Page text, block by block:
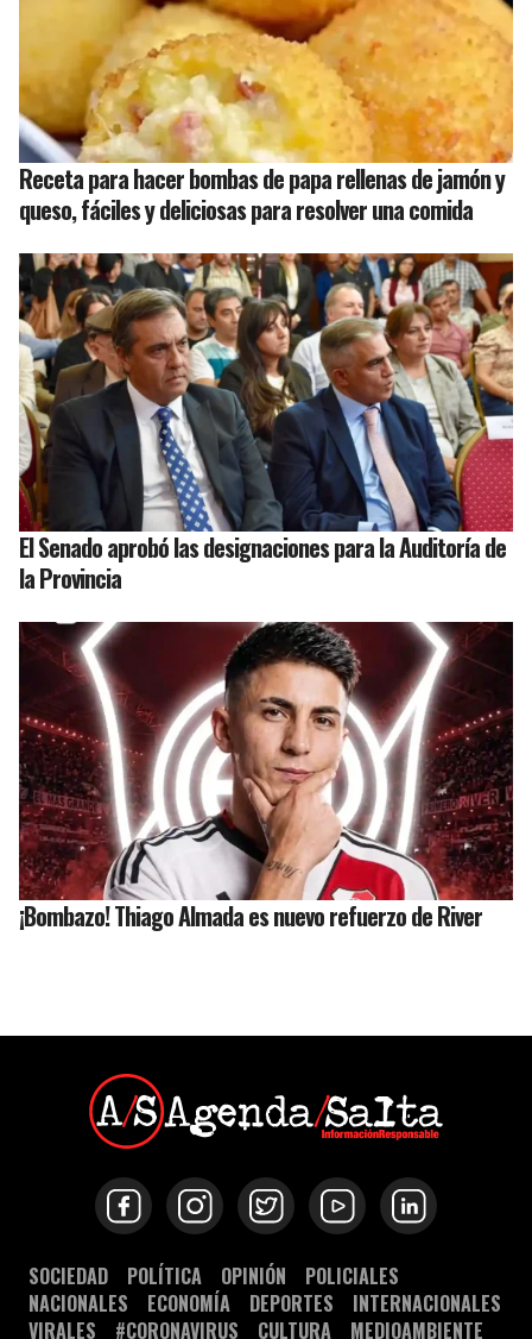
Receta para hacer bombas de papa rellenas de jamón y
queso, fáciles y deliciosas para resolver una comida
El Senado aprobó las designaciones para la Auditoría de
la Provincia
¡Bombazo! Thiago Almada es nuevo refuerzo de River
SOCIEDAD POLÍTICA OPINIÓN
POLICIALES
NACIONALES
ECONOMÍA DEPORTES
INTERNACIONALES
VIRALES
#CORONAVIRUS CULTURA MEDIOAMBIENTE